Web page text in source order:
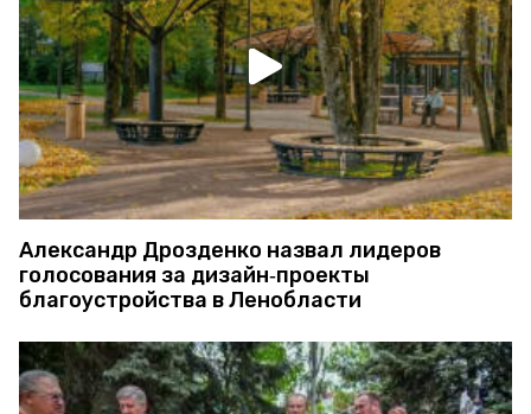
Александр Дрозденко назвал лидеров
голосования за дизайн‑проекты
благоустройства в Ленобласти